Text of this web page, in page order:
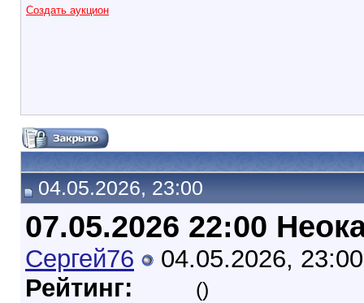
Создать аукцион
04.05.2026, 23:00
07.05.2026 22:00
Сергей76
04.05.2026, 23:00
Рейтинг:
()